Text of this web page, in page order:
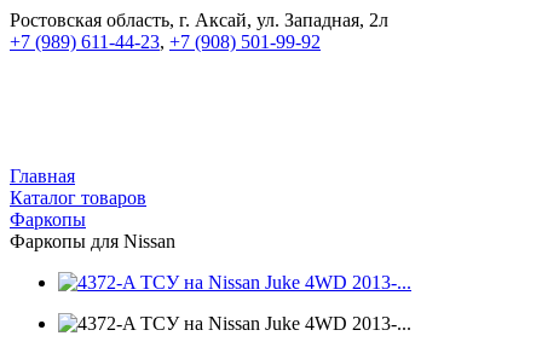
Ростовская область, г. Аксай, ул. Западная, 2л
+7 (989) 611-44-23, +7 (908) 501-99-92
Главная
Каталог товаров
Фаркопы
Фаркопы для Nissan